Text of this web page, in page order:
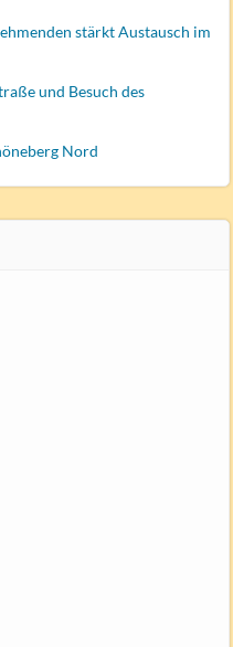
stärkt Austausch im
und Besuch des
Nord